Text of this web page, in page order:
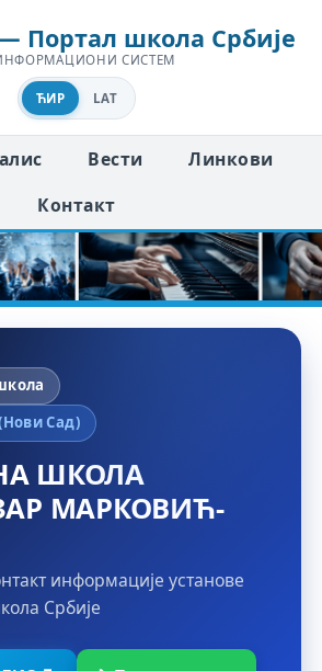
Портал школа Србије
СИСТЕМ
ЋИР LAT
Вести
Линкови
Контакт
Сад)
ШКОЛА
МАРКОВИЋ-
информације установе
Србије